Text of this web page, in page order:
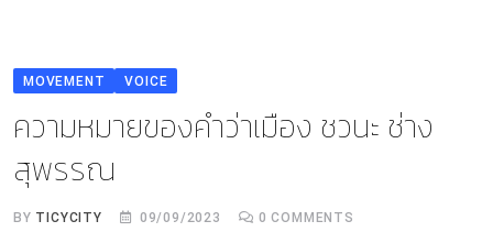
TH
MOVEMENT VOICE
ความหมายของคำว่าเมือง ชวนะ ช่าง
สุพรรณ
BY TICYCITY 09/09/2023 0 COMMENTS